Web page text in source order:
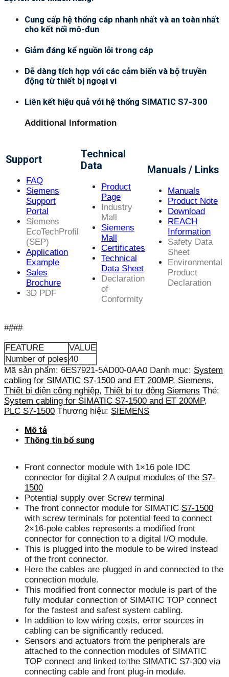
Cung cấp hệ thống cáp nhanh nhất và an toàn nhất
cho kết nối mô-đun
Giảm đáng kể nguồn lỗi trong cáp
Dễ dàng tích hợp với các cảm biến và bộ truyền
động từ thiết bị ngoại vi
Liên kết hiệu quả với hệ thống SIMATIC S7-300
Additional Information
Support
FAQ
Siemens
Support
Portal
Siemens
EcoTechProfil
(SEP)
Application
Example
Sales
Brochure
3D PDF
Technical
Data
Product
Page
Industry
Mall
Siemens
Mall
Certificates
Technical
Data Sheet
Declaration
of
Conformity
Manuals / Links
Manuals
Product Note
Download
REACH
Information
Safety Data
Sheet
Environmental
Product
Declaration
####
FEATURE
VALUE
Number of poles40
Mã sản phẩm: 6ES7921-5AD00-0AA0 Danh mục: System
cabling for SIMATIC S7-1500 and ET 200MP, Siemens,
Thiết bị điện công nghiệp, Thiết bị tự động Siemens Thẻ:
System cabling for SIMATIC S7-1500 and ET 200MP,
PLC S7-1500 Thương hiệu: SIEMENS
Mô tả
Thông tin bổ sung
Front connector module with 1×16 pole IDC
connector for digital 2 A output modules of the S7-
1500
Potential supply over Screw terminal
The front connector module for SIMATIC S7-1500
with screw terminals for potential feed to connect
2×16-pole cables represents a modified front
connector for connection to a digital I/O module.
This is plugged into the module to be wired instead
of the front connector.
Here the cables are plugged in and connected to the
connection module.
This modified front connector module is part of the
fully modular connection of SIMATIC TOP connect
for the fastest and safest system cabling.
In addition to low wiring costs, error sources in
cabling can be significantly reduced.
Sensors and actuators from the peripherals are
attached to the connection modules of SIMATIC
TOP connect and linked to the SIMATIC S7-300 via
connecting cable and front plug-in module.